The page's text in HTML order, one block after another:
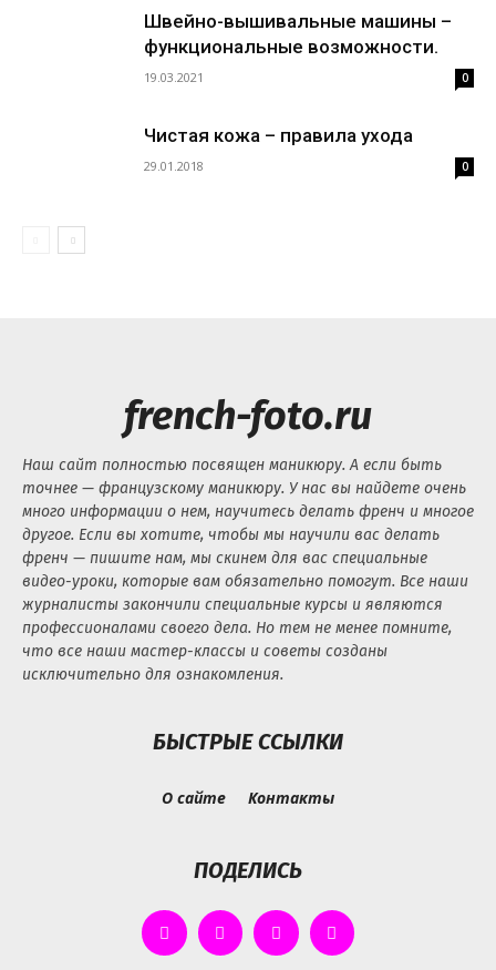
Швейно-вышивальные машины –
функциональные возможности.
19.03.2021 0
Чистая кожа – правила ухода
29.01.2018 0
french-foto.ru
Наш сайт полностью посвящен маникюру. А если быть
точнее — французскому маникюру. У нас вы найдете очень
много информации о нем, научитесь делать френч и многое
другое. Если вы хотите, чтобы мы научили вас делать
френч — пишите нам, мы скинем для вас специальные
видео-уроки, которые вам обязательно помогут. Все наши
журналисты закончили специальные курсы и являются
профессионалами своего дела. Но тем не менее помните,
что все наши мастер-классы и советы созданы
исключительно для ознакомления.
БЫСТРЫЕ ССЫЛКИ
О сайте Контакты
ПОДЕЛИСЬ